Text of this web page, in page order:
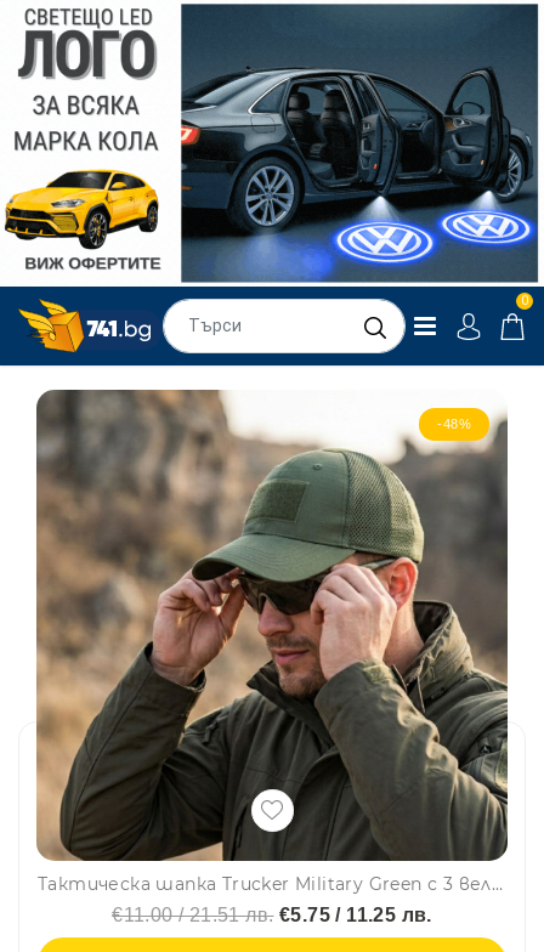
0
-48%
Тактическа шапка Trucker Military Green с 3 велкро панела за нашивки и емблеми - направи собствен дизайн
€11.00 / 21.51 лв.€5.75 / 11.25 лв.